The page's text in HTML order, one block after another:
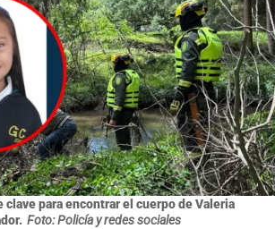
clave para encontrar el cuerpo de Valeria
Foto: Policía y redes sociales